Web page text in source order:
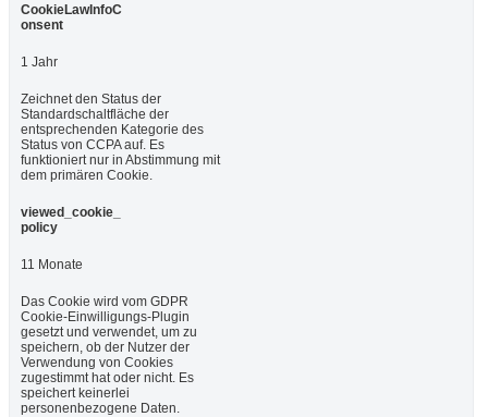
CookieLawInfoC
onsent
1 Jahr
Zeichnet den Status der
Standardschaltfläche der
entsprechenden Kategorie des
Status von CCPA auf. Es
funktioniert nur in Abstimmung mit
dem primären Cookie.
viewed_cookie_
policy
11 Monate
Das Cookie wird vom GDPR
Cookie-Einwilligungs-Plugin
gesetzt und verwendet, um zu
speichern, ob der Nutzer der
Verwendung von Cookies
zugestimmt hat oder nicht. Es
speichert keinerlei
personenbezogene Daten.